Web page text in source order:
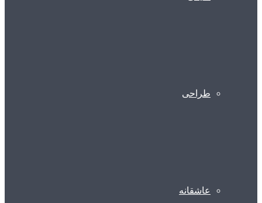
طراحی
عاشقانه